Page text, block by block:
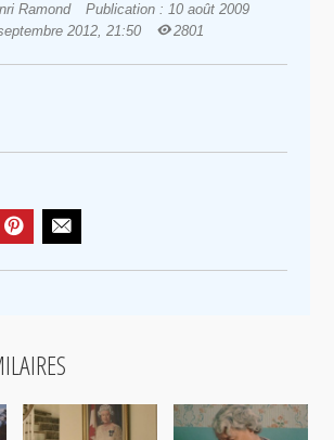
Ramond
Publication : 10 août 2009
2012, 21:50
2801